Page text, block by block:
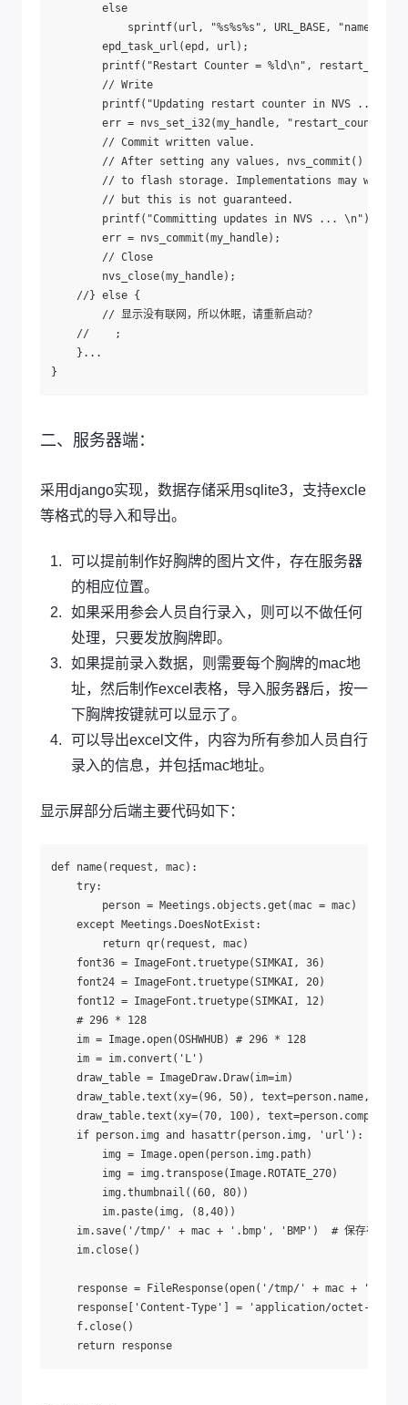
else
sprintf(url, "%s%s%s", URL_BASE, "name/",
epd_task_url(epd, url);
printf("Restart Counter = %ld\n",
// Write
printf("Updating restart counter in NVS ... ");
err = nvs_set_i32(my_handle, "restart_counter",
// Commit written value.
// After setting any values, nvs_commit() must be
// to flash storage. Implementations may write to
// but this is not guaranteed.
printf("Committing updates in NVS ... \n");
err = nvs_commit(my_handle);
// Close
nvs_close(my_handle);
//} else {
// 显示没有联网，所以休眠，请重新启动？
//    ;
}...
二、服务器端：
采用django实现，数据存储采用sqlite3，支持excle
等格式的导入和导出。
可以提前制作好胸牌的图片文件，存在服务器
的相应位置。
如果采用参会人员自行录入，则可以不做任何
处理，只要发放胸牌即。
如果提前录入数据，则需要每个胸牌的mac地
址，然后制作excel表格，导入服务器后，按一
下胸牌按键就可以显示了。
可以导出excel文件，内容为所有参加人员自行
录入的信息，并包括mac地址。
显示屏部分后端主要代码如下：
def name(request, mac):
try:
person = Meetings.objects.get(mac = mac)
except Meetings.DoesNotExist:
return qr(request, mac)
font36 = ImageFont.truetype(SIMKAI, 36)
font24 = ImageFont.truetype(SIMKAI, 20)
font12 = ImageFont.truetype(SIMKAI, 12)
# 296 * 128
im = Image.open(OSHWHUB) # 296 * 128
im = im.convert('L')
draw_table = ImageDraw.Draw(im=im)
draw_table.text(xy=(96, 50), text=person.name,
draw_table.text(xy=(70, 100), text=person.company,
if person.img and hasattr(person.img, 'url'):
img = Image.open(person.img.path)
img = img.transpose(Image.ROTATE_270)
img.thumbnail((60, 80))
im.paste(img, (8,40))
im.save('/tmp/' + mac + '.bmp', 'BMP')  # 保存在当前路径
im.close()
response = FileResponse(open('/tmp/' + mac +
response['Content-Type'] = 'application/octet-
f.close()